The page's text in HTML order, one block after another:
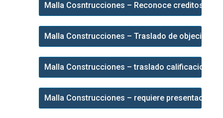
Malla Cosntrucciones – Reconoce creditos,
Malla Construcciones – Traslado de objeciones
Malla Construcciones – traslado calificacion
Malla Construcciones – requiere presentación